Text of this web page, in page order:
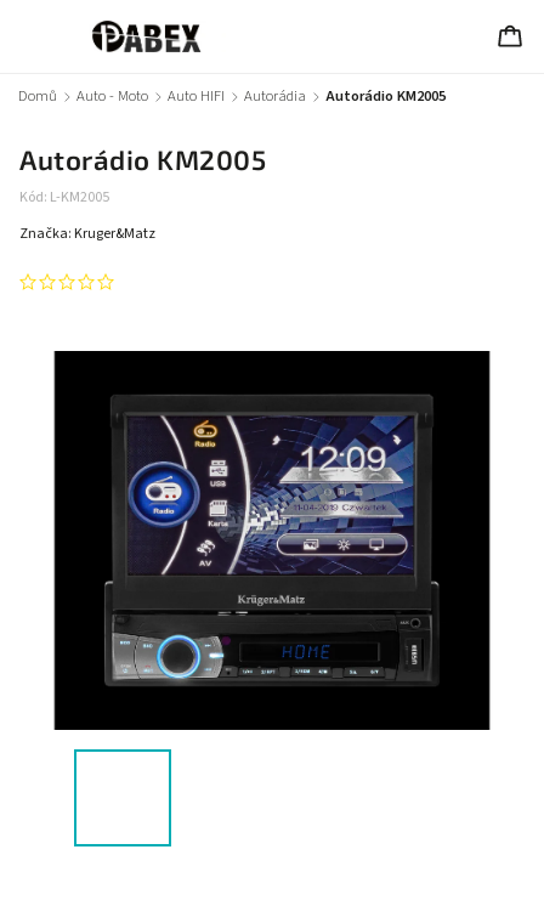
Domů / Auto - Moto / Auto HIFI / Autorádia / Autorádio KM2005
Autorádio KM2005
Kód: L-KM2005
Značka: Kruger&Matz